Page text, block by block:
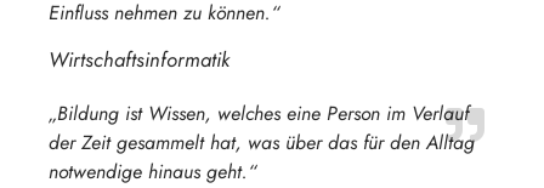
Einfluss nehmen zu können.“
Wirtschaftsinformatik
„Bildung ist Wissen, welches eine Person im Verlauf
der Zeit gesammelt hat, was über das für den Alltag
notwendige hinaus geht.“